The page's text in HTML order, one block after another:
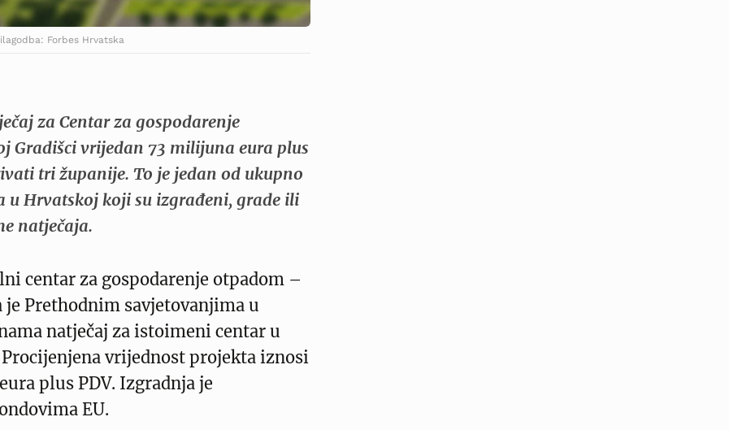
Forbes Hrvatska
za Centar za gospodarenje
Gradišci vrijedan 73 milijuna eura plus
tri županije. To je jedan od ukupno
u Hrvatskoj koji su izgrađeni, grade ili
natječaja.
centar za gospodarenje otpadom –
je Prethodnim savjetovanjima u
natječaj za istoimeni centar u
vrijednost projekta iznosi
plus PDV. Izgradnja je
EU.